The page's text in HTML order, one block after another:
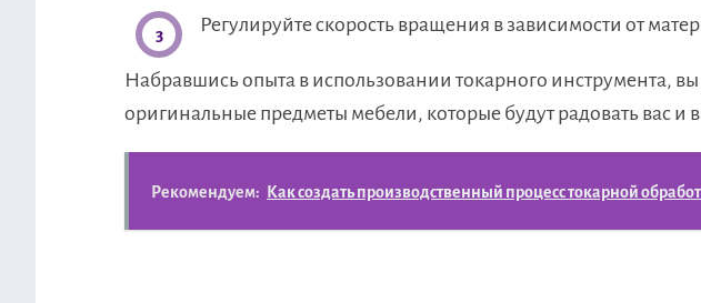
Регулируйте скорость вращения в зависимости от
Набравшись опыта в использовании токарного инструмента, вы
оригинальные предметы мебели, которые будут радовать вас и
Рекомендуем: Как создать производственный процесс токарной